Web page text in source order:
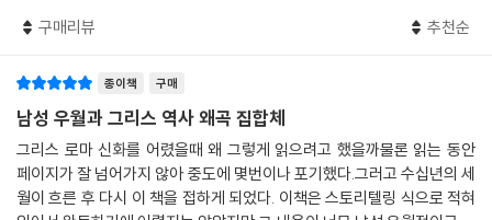
소 제대로 이해할 수 있게 해주는 어른들의 스마트한 백과사전이 될 것입
김헌, 설민석, 한젬마의 지식 콜라보레이션!
전문가들의 다각적이고 입체적인 해설!
‘최고의 스토리텔러’ 설민석, ‘그리스 로마 신화 연구의 1인자’ 김헌, ‘그림
구매리뷰 추천순
종이책 구매
남성 우월과 그리스 역사 왜곡 집합체
그리스 로마 신화를 어렸을때 왜 그렇게 읽으려고 했을까물론 읽는 동안
페이지가 잘 넘어가지 않아 중도에 몇번이나 포기했다.그러고 수십년의 세
월이 흐른 후 다시 이 책을 접하게 되었다. 이책은 스토리텔링 식으로 적혀